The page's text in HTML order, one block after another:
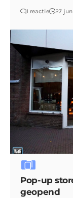
1 reactie 27
Pop-up
geopend